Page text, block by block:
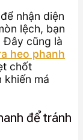
nhận diện
lệch, bạn
Đây cũng là
heo phanh
chốt
khiến má
để tránh